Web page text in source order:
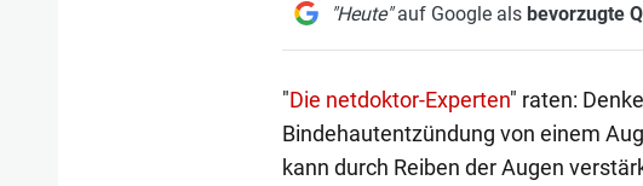
"Heute"auf Google als bevorzugte
"Die netdoktor-Experten" raten:
Bindehautentzündung von einem
kann durch Reiben der Augen